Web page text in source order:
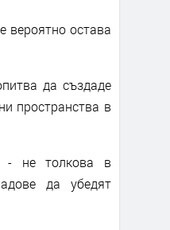
вероятно остава
да създаде
пространства в
- не толкова в
да убедят